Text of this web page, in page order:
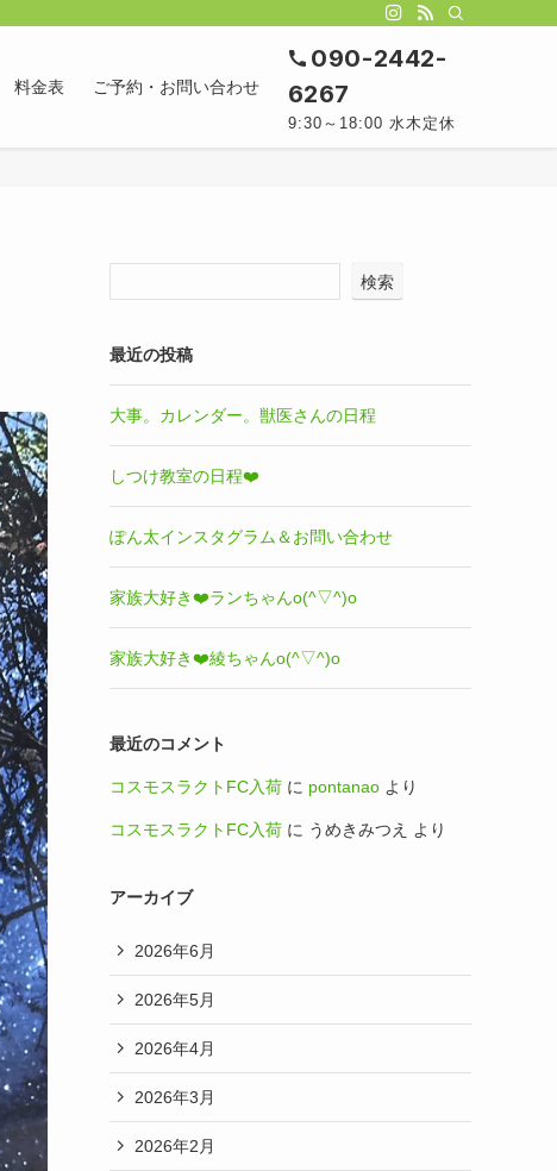
料金表 ご予約・お問い合わせ
090-2442-
6267
9:30～18:00 水木定休
検索
最近の投稿
大事。カレンダー。獣医さんの日程
しつけ教室の日程❤️
ぽん太インスタグラム＆お問い合わせ
家族大好き❤️ランちゃんo(^▽^)o
家族大好き❤️綾ちゃんo(^▽^)o
最近のコメント
コスモスラクトFC入荷 に pontanao より
コスモスラクトFC入荷 に うめきみつえ より
アーカイブ
2026年6月
2026年5月
2026年4月
2026年3月
2026年2月